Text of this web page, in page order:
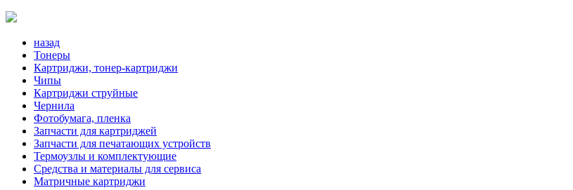
назад
Тонеры
Картриджи, тонер-картриджи
Чипы
Картриджи струйные
Чернила
Фотобумага, пленка
Запчасти для картриджей
Запчасти для печатающих устройств
Термоузлы и комплектующие
Средства и материалы для сервиса
Матричные картриджи